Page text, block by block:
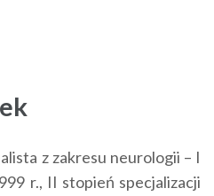
z zakresu neurologii – I
r., II stopień specjalizacji